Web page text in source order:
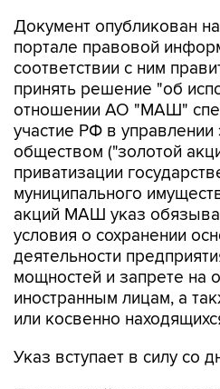
Документ опубликован
портале правовой
соответствии с ним
принять решение "об
отношении АО "МАШ"
участие РФ в
обществом ("золотой
приватизации
муниципального
акций МАШ указ
условия о сохранении
деятельности
мощностей и запрете на
иностранным лицам, а
или косвенно
Указ вступает в силу со